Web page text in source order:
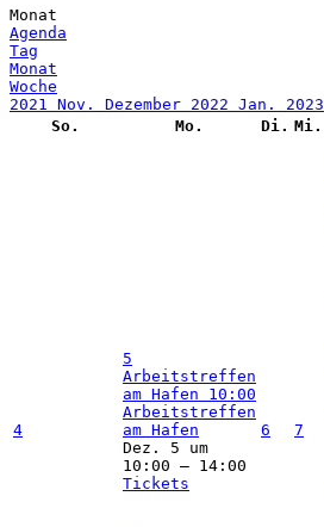
Monat
Agenda
Tag
Monat
Woche
2021 Nov. Dezember 2022 Jan. 2023
So.
Mo. Di. Mi.
4
5
Arbeitstreffen
am Hafen 10:00
Arbeitstreffen
am Hafen
Dez. 5 um
10:00 – 14:00
Tickets
6 7